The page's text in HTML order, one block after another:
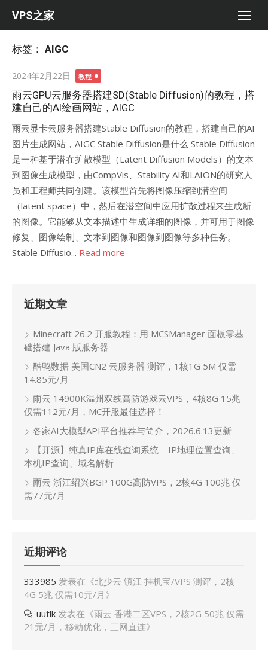
VPS之家
标签： AIGC
Posted
on
2024年2月22日 教程
雨云GPU云服务器搭建SD(Stable Diffusion)的教程，搭
建自己的AI绘画网站，AIGC
雨云显卡云服务器搭建Stable Diffusion的教程，搭建自己的AI
图片生成网站，AIGC Stable Diffusion是什么 Stable Diffusion
是一种基于潜在扩散模型（Latent Diffusion Models）的文本
到图像生成模型，由CompVis、Stability AI和LAION的研究人
员和工程师共同创建。该模型首先将图像压缩到潜空间
（latent space）中，然后在潜空间中应用扩散过程来生成新
的图像。它能够从文本描述中生成详细的图像，并可用于图像
修复、图像绘制、文本到图像和图像到图像等多种任务。
Stable Diffusio... Read more
近期文章
Minecraft 26.2 开服教程：用 MCSManager 面板零基
础搭建 Java 版服务器
酷鸭数据 美国CN2 云服务器 测评，1核1G 5M 仅需
14.85元/月
雨云 14900K温州双线高防游戏云VPS，4核8G 15兆
仅需112元/月，MC开服最佳选择！
各家AI大模型API平台推荐与简介，2026.6.13更新
【开源】纯真IP库在线查询系统 – IP地理位置查询、
本机IP查询、域名解析
雨云 浙江绍兴BGP 100G高防VPS，2核4G 100兆 仅
需77元/月
近期评论
333985 发表在《北少云 镇江 挂机宝/VPS 测评，2核
4G 5兆 仅需10元/月 》
uutlk 发表在《雨云 香港二区VPS，2核2G 50兆 仅需
21元/月，移动优化，三网直连》